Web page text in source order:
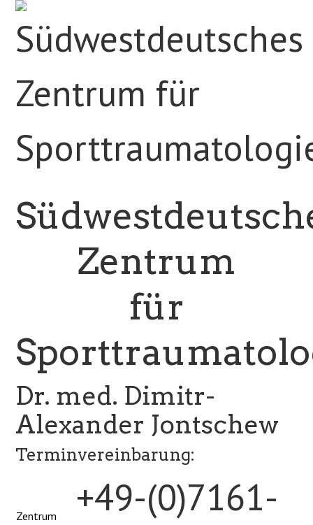
Zentrum
für
Dr. med. Dimitr-
Alexander Jontschew
Terminvereinbarung:
Zentrum
+49-(0)7161-